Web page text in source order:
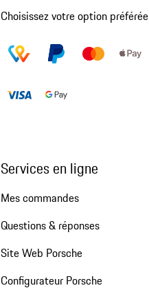
Choisissez votre option préférée
Services en ligne
Mes commandes
Questions & réponses
Site Web Porsche
Configurateur Porsche